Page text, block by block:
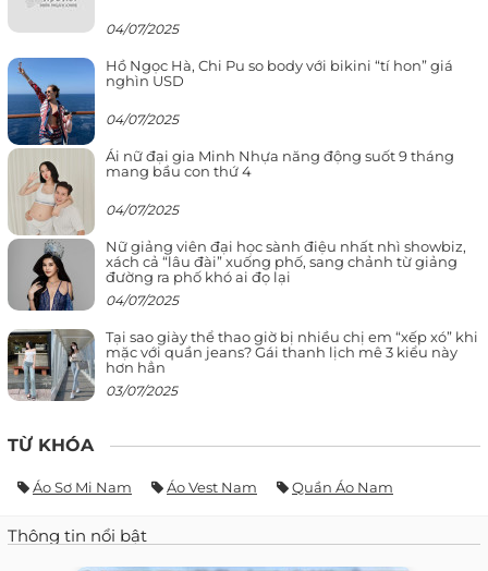
04/07/2025
Hồ Ngọc Hà, Chi Pu so body với bikini “tí hon” giá
nghìn USD
04/07/2025
Ái nữ đại gia Minh Nhựa năng động suốt 9 tháng
mang bầu con thứ 4
04/07/2025
Nữ giảng viên đại học sành điệu nhất nhì showbiz,
xách cả “lâu đài” xuống phố, sang chảnh từ giảng
đường ra phố khó ai đọ lại
04/07/2025
Tại sao giày thể thao giờ bị nhiều chị em “xếp xó” khi
mặc với quần jeans? Gái thanh lịch mê 3 kiểu này
hơn hẳn
03/07/2025
TỪ KHÓA
Áo Sơ Mi Nam Áo Vest Nam Quần Áo Nam
Thông tin nổi bật